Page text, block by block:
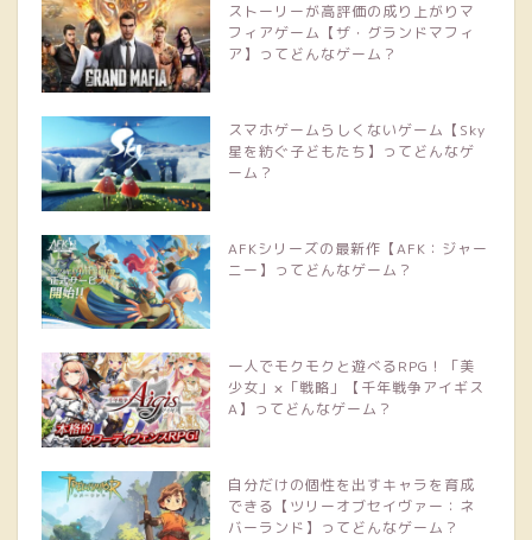
ストーリーが高評価の成り上がりマ
フィアゲーム【ザ・グランドマフィ
ア】ってどんなゲーム？
スマホゲームらしくないゲーム【Sky
星を紡ぐ子どもたち】ってどんなゲ
ーム？
AFKシリーズの最新作【AFK：ジャー
ニー】ってどんなゲーム？
一人でモクモクと遊べるRPG！「美
少女」×「戦略」【千年戦争アイギス
A】ってどんなゲーム？
自分だけの個性を出すキャラを育成
できる【ツリーオブセイヴァー：ネ
バーランド】ってどんなゲーム？